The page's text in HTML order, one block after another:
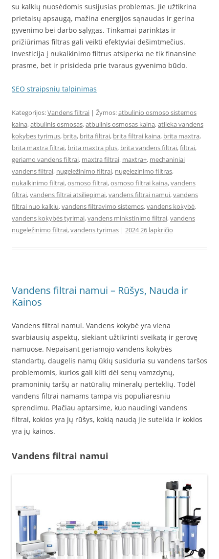
su kalkių nuosėdomis susijusias problemas. Jie užtikrina
prietaisų apsaugą, mažina energijos sąnaudas ir gerina
gyvenimo bei darbo sąlygas. Tinkamai parinktas ir
prižiūrimas filtras gali veikti efektyviai dešimtmečius.
Investicija į nukalkinimo filtrus atsiperka ne tik finansine
prasme, bet ir prisideda prie tvaraus gyvenimo būdo.
SEO straipsnių talpinimas
Kategorijos:Vandens filtrai | Žymos:atbulinio osmoso sistemos
kaina,atbulinis osmosas,atbulinis osmosas kaina,atlieka vandens
kokybes tyrimus, brita, brita filtrai, brita filtrai kaina, brita maxtra,
brita maxtra filtrai, brita maxtra plus, brita vandens filtrai,filtrai,
geriamo vandens filtrai, maxtra filtrai, maxtra+, mechaniniai
vandens filtrai, nugeležinimo filtrai, nugelezinimo filtras,
nukalkinimo filtrai,osmoso filtrai,osmoso filtrai kaina,vandens
filtrai,vandens filtrai atsiliepimai,vandens filtrai namui,vandens
filtrai nuo kalkiu,vandens filtravimo sistemos,vandens kokybė,
vandens kokybės tyrimai,vandens minkstinimo filtrai,vandens
nugeležinimo filtrai,vandens tyrimas | 2024 26 lapkričio
Vandens filtrai namui – Rūšys, Nauda ir
Kainos
Vandens filtrai namui. Vandens kokybė yra viena
svarbiausių aspektų, siekiant užtikrinti sveikatą ir gerovę
namuose. Nepaisant geriamojo vandens kokybės
standartų, daugelis namų ūkių susiduria su vandens taršos
problemomis, kurios gali kilti dėl senų vamzdynų,
pramoninių taršų ar natūralių mineralų perteklių. Todėl
vandens filtrai namams tampa vis populiaresniu
sprendimu. Plačiau aptarsime, kuo naudingi vandens
filtrai, kokios yra jų rūšys, kokią naudą jie suteikia ir kokios
yra jų kainos.
Vandens filtrai namui